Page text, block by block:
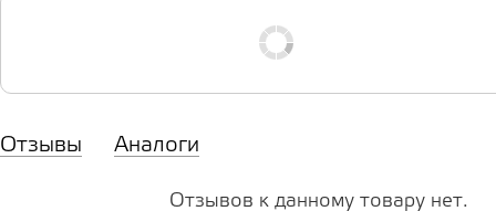
Отзывы Аналоги
Отзывов к данному товару нет.